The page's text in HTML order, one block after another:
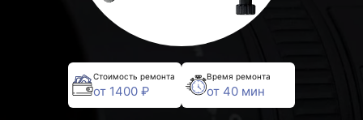
Стоимость ремонта
от 1400 ₽
Время ремонта
от 40 мин